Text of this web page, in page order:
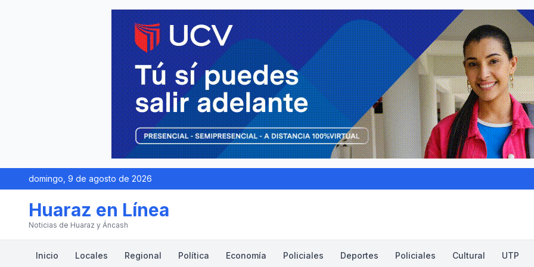
domingo, 9 de agosto de 2026
Huaraz en Línea
Noticias de Huaraz y Áncash
Inicio Locales Regional Política Economía Policiales Deportes Policiales Cultural UTP